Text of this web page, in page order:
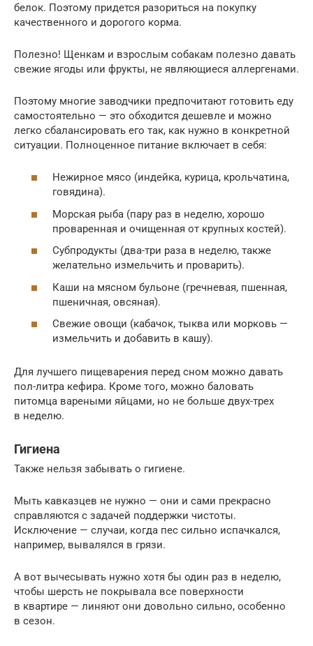
белок. Поэтому придется разориться на покупку
качественного и дорогого корма.
Полезно! Щенкам и взрослым собакам полезно давать
свежие ягоды или фрукты, не являющиеся аллергенами.
Поэтому многие заводчики предпочитают готовить еду
самостоятельно — это обходится дешевле и можно
легко сбалансировать его так, как нужно в конкретной
ситуации. Полноценное питание включает в себя:
Нежирное мясо (индейка, курица, крольчатина,
говядина).
Морская рыба (пару раз в неделю, хорошо
проваренная и очищенная от крупных костей).
Субпродукты (два-три раза в неделю, также
желательно измельчить и проварить).
Каши на мясном бульоне (гречневая, пшенная,
пшеничная, овсяная).
Свежие овощи (кабачок, тыква или морковь —
измельчить и добавить в кашу).
Для лучшего пищеварения перед сном можно давать
пол-литра кефира. Кроме того, можно баловать
питомца вареными яйцами, но не больше двух-трех
в неделю.
Гигиена
Также нельзя забывать о гигиене.
Мыть кавказцев не нужно — они и сами прекрасно
справляются с задачей поддержки чистоты.
Исключение — случаи, когда пес сильно испачкался,
например, вывалялся в грязи.
А вот вычесывать нужно хотя бы один раз в неделю,
чтобы шерсть не покрывала все поверхности
в квартире — линяют они довольно сильно, особенно
в сезон.